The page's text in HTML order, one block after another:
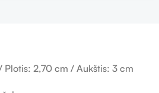
2,70 cm / Aukštis: 3 cm